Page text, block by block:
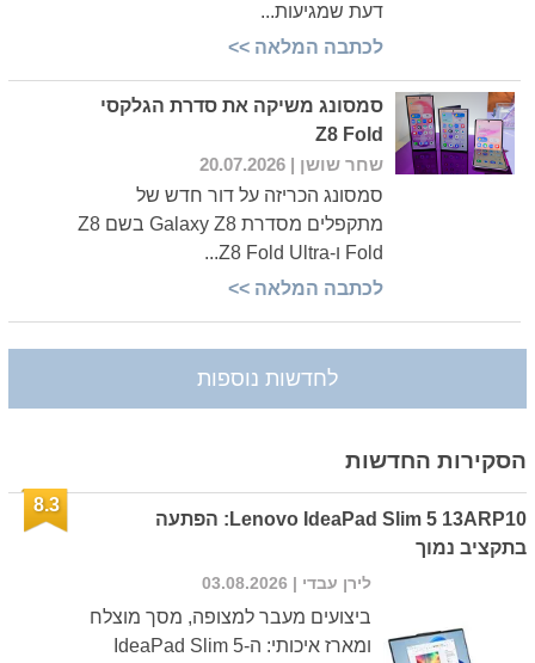
דעת שמגיעות...
לכתבה המלאה >>
סמסונג משיקה את סדרת הגלקסי
Z8 Fold
שחר שושן | 20.07.2026
סמסונג הכריזה על דור חדש של
מתקפלים מסדרת Galaxy Z8 בשם Z8
Fold ו-Z8 Fold Ultra...
לכתבה המלאה >>
לחדשות נוספות
הסקירות החדשות
Lenovo IdeaPad Slim 5 13ARP10: הפתעה
בתקציב נמוך
8.3
לירן עבדי | 03.08.2026
ביצועים מעבר למצופה, מסך מוצלח
ומארז איכותי: ה-IdeaPad Slim 5